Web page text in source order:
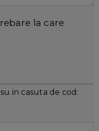
la care
in casuta de cod: